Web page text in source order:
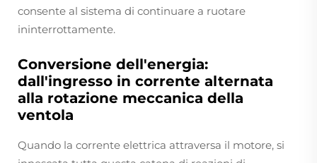
consente al sistema di continuare a ruotare
ininterrottamente.
Conversione dell'energia:
dall'ingresso in corrente alternata
alla rotazione meccanica della
ventola
Quando la corrente elettrica attraversa il motore, si